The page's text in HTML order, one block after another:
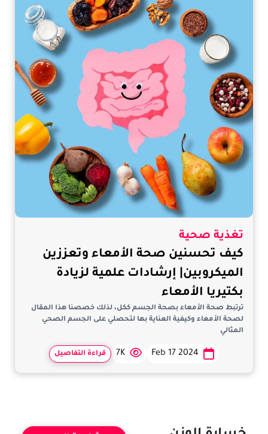
تغذية صحية
كيف تحسنين صحة الأمعاء وتعززين
الميكروبين| إرشادات علمية لزيادة
بكتيريا الأمعاء
ترتبط صحة الأمعاء بصحة الجسم ككل، لذلك خصصنا هذا المقال
لصحة الأمعاء وكيفية العناية بها لتحصلي على الجسم الصحي
المثالي
Feb 17 2024
7K قراءة التفاصيل